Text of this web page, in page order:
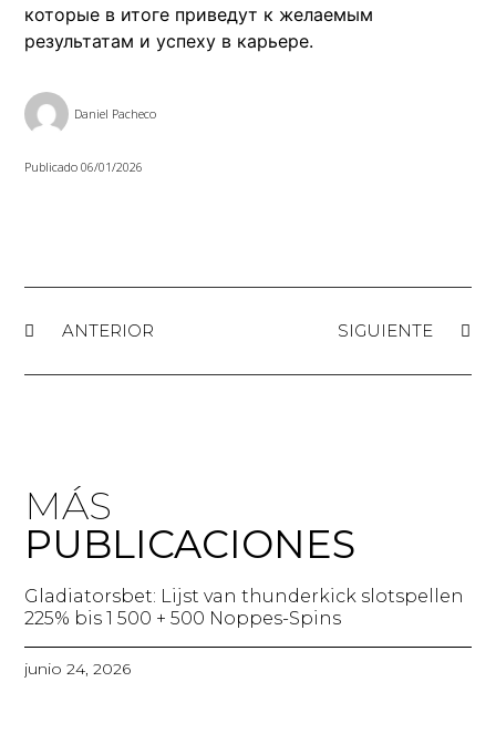
которые в итоге приведут к желаемым
результатам и успеху в карьере.
Daniel Pacheco
Publicado06/01/2026
ANTERIOR SIGUIENTE
MÁS
PUBLICACIONES
Gladiatorsbet: Lijst van thunderkick slotspellen
225% bis 1 500 + 500 Noppes-Spins​
junio 24, 2026